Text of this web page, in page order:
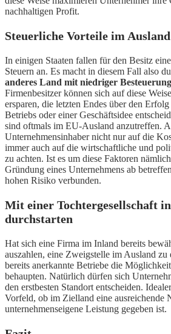
nachhaltigen Profit.
Steuerliche Vorteile im Ausland
In einigen Staaten fallen für den Besitz
Steuern an. Es macht in diesem Fall also
anderes Land mit niedriger
Firmenbesitzer können sich auf diese
ersparen, die letzten Endes über den
Betriebs oder einer Geschäftsidee
sind oftmals im EU-Ausland anzutreffen.
Unternehmensinhaber nicht nur auf die
immer auch auf die wirtschaftliche und
zu achten. Ist es um diese Faktoren
Gründung eines Unternehmens ab
hohen Risiko verbunden.
Mit einer Tochtergesellschaft
durchstarten
Hat sich eine Firma im Inland bereits
auszahlen, eine Zweigstelle im Ausland
bereits anerkannte Betriebe die
behaupten. Natürlich dürfen sich
den erstbesten Standort entscheiden.
Vorfeld, ob im Zielland eine ausreichende
unternehmenseigene Leistung gegeben ist.